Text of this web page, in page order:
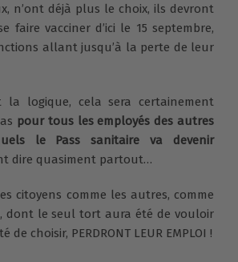
n’ont déjà plus le choix, ils devront
faire vacciner d’ici le 15 septembre,
allant jusqu’à la perte de leur
la logique, cela sera certainement
pour tous les employés des autres
le Pass sanitaire va devenir
dire quasiment partout…
citoyens comme les autres, comme
dont le seul tort aura été de vouloir
choisir, PERDRONT LEUR EMPLOI !